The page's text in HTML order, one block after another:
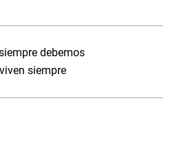
debemos
siempre